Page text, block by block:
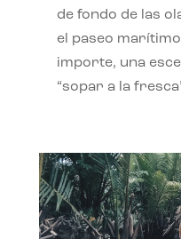
de fondo de las
el paseo
importe, una
“sopar a la